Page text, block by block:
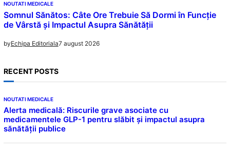
NOUTATI MEDICALE
Somnul Sănătos: Câte Ore Trebuie Să Dormi în Funcție
de Vârstă și Impactul Asupra Sănătății
byEchipa Editoriala7 august 2026
RECENT POSTS
NOUTATI MEDICALE
Alerta medicală: Riscurile grave asociate cu
medicamentele GLP-1 pentru slăbit și impactul asupra
sănătății publice